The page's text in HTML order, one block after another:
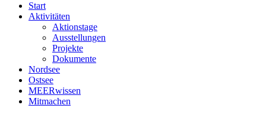
Start
Aktivitäten
Aktionstage
Ausstellungen
Projekte
Dokumente
Nordsee
Ostsee
MEERwissen
Mitmachen